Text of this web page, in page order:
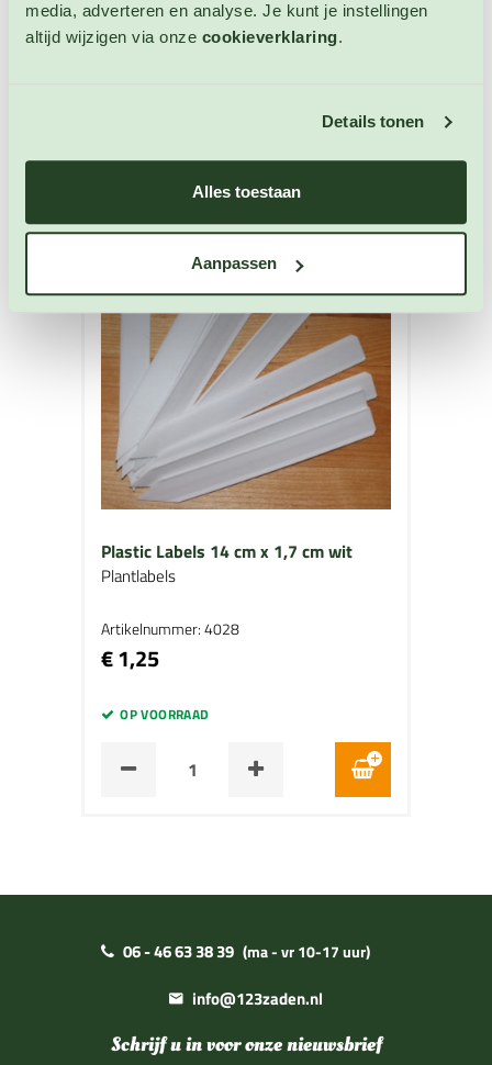
media, adverteren en analyse. Je kunt je instellingen
altijd wijzigen via onze cookieverklaring.
Details tonen
Alles toestaan
Aanpassen
Zaai instructies
U bent wellicht ook geïnteresseerd in de
volgende producten
Plastic Labels 14 cm x 1,7 cm wit
Plantlabels
Artikelnummer: 4028
€ 1,25
OP VOORRAAD
06 - 46 63 38 39 (ma - vr 10-17 uur)
info@123zaden.nl
Schrijf u in voor onze nieuwsbrief